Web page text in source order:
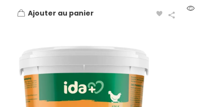
Ajouter au panier